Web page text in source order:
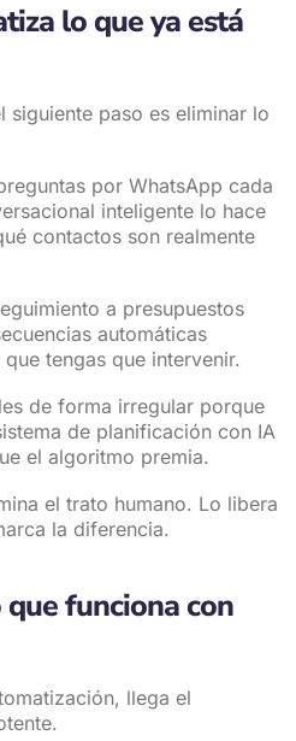
lo que ya está
siguiente paso es eliminar lo
por WhatsApp cada
inteligente lo hace
contactos son realmente
a presupuestos
automáticas
tengas que intervenir.
de forma irregular porque
de planificación con IA
el algoritmo premia.
el trato humano. Lo libera
la diferencia.
funciona con
llega el